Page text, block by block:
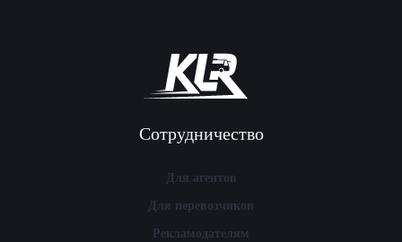
Сотрудничество
Для агентов
Для перевозчиков
Рекламодателям